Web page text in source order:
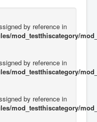
by reference in
mod_testthiscategory/
by reference in
mod_testthiscategory/
by reference in
mod_testthiscategory/